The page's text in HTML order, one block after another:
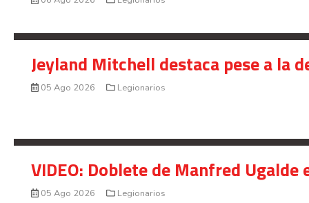
Jeyland Mitchell destaca pese a la
05 Ago 2026 Legionarios
VIDEO: Doblete de Manfred
05 Ago 2026 Legionarios